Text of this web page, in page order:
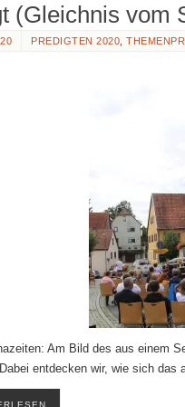
(Gleichnis vom
PREDIGTEN 2020
Am Bild des aus einem
entdecken wir, wie sich das